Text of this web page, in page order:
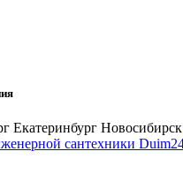
Екатеринбург Новосибирск